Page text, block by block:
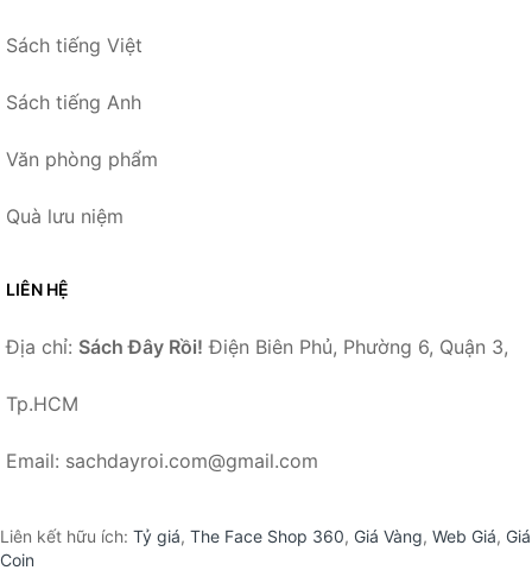
Sách tiếng Việt
Sách tiếng Anh
Văn phòng phẩm
Quà lưu niệm
LIÊN HỆ
Địa chỉ: Sách Đây Rồi! Điện Biên Phủ, Phường 6, Quận 3,
Tp.HCM
Email: sachdayroi.com@gmail.com
Liên kết hữu ích: Tỷ giá, The Face Shop 360, Giá Vàng, Web Giá, Giá
Coin